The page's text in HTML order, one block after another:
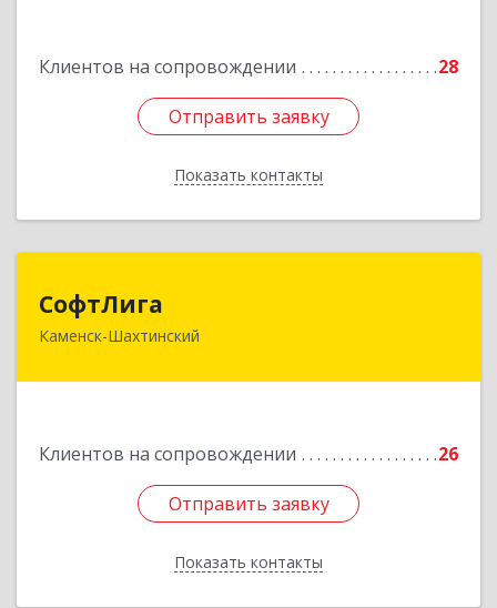
Клиентов на сопровождении 28
Отправить заявку
Показать контакты
Отправить заявку
Назад
СофтЛига
Каменск-Шахтинский
Клиентов на сопровождении 26
Отправить заявку
Показать контакты
347800, Ростовская обл, Каменск-Шахтинский г,
Отправить заявку
Назад